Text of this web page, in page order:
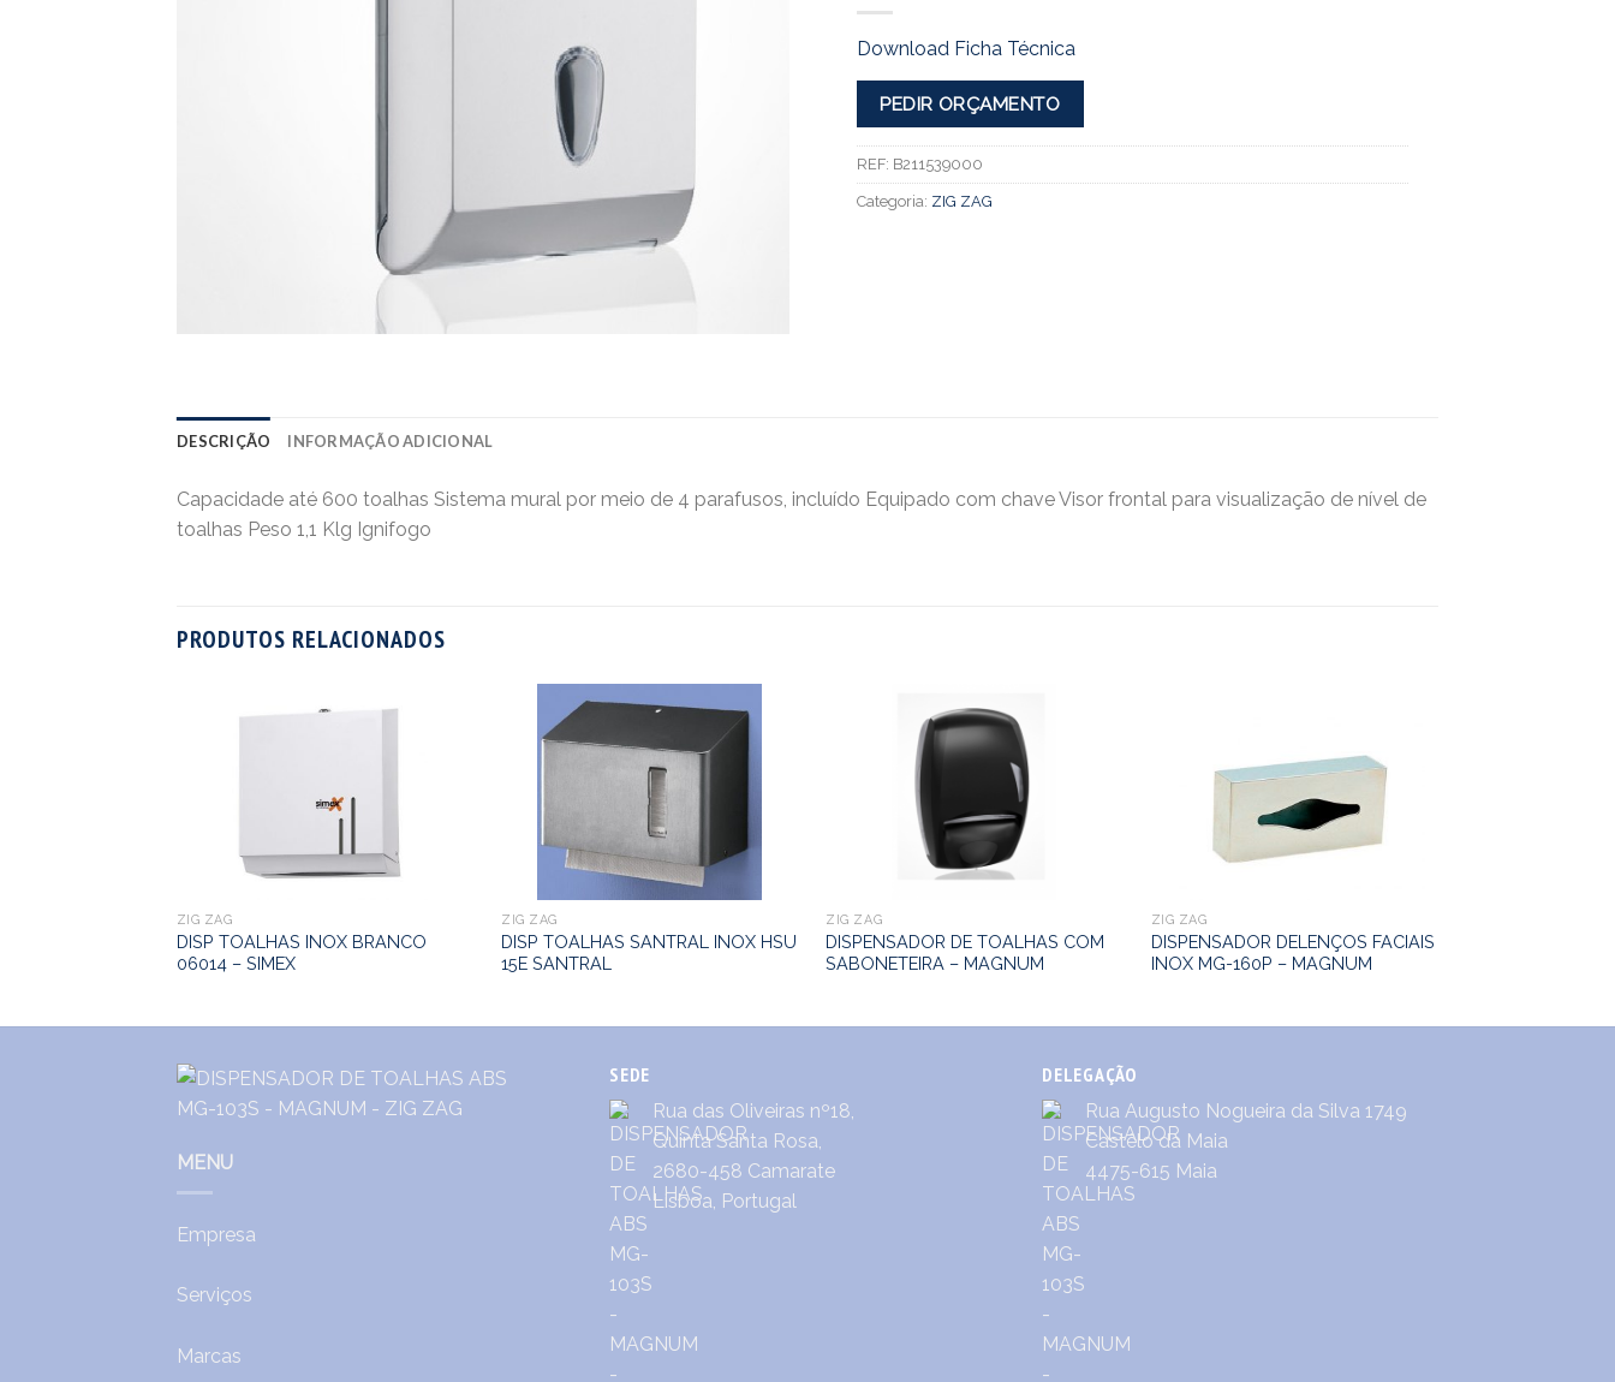
Download Ficha Técnica
PEDIR ORÇAMENTO
REF: B211539000
Categoria: ZIG ZAG
DESCRIÇÃO INFORMAÇÃO ADICIONAL
Capacidade até 600 toalhas Sistema mural por meio de 4 parafusos, incluído Equipado com chave Visor frontal para visualização de nível de
toalhas Peso 1,1 Klg Ignifogo
PRODUTOS RELACIONADOS
ZIG ZAG
DISP TOALHAS INOX BRANCO
06014 – SIMEX
ZIG ZAG
DISP TOALHAS SANTRAL INOX HSU
15E SANTRAL
ZIG ZAG
DISPENSADOR DE TOALHAS COM
SABONETEIRA – MAGNUM
ZIG ZAG
DISPENSADOR DELENÇOS FACIAIS
INOX MG-160P – MAGNUM
MENU
Empresa
Serviços
Marcas
SEDE
Rua das Oliveiras nº18,
Quinta Santa Rosa,
2680-458 Camarate
Lisboa, Portugal
DELEGAÇÃO
Rua Augusto Nogueira da Silva 1749
Castêlo da Maia
4475-615 Maia